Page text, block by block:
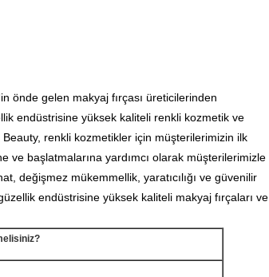
önde gelen makyaj fırçası üreticilerinden
endüstrisine yüksek kaliteli renkli kozmetik ve
Beauty, renkli kozmetikler için müşterilerimizin ilk
ve başlatmalarına yardımcı olarak müşterilerimizle
değişmez mükemmellik, yaratıcılığı ve güvenilir
endüstrisine yüksek kaliteli makyaj fırçaları ve